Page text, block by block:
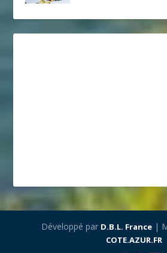
Développé par D.B.L. France|
COTE.AZUR.FR